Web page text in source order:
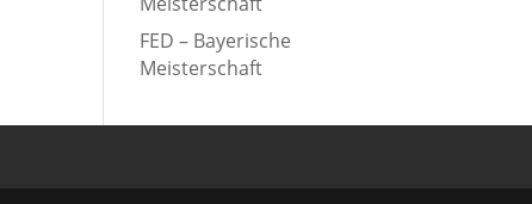
FED – Bayerische
Meisterschaft